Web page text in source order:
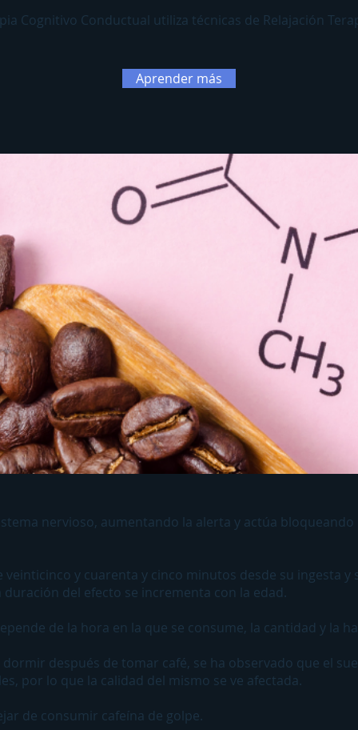
Cognitivo Conductual utiliza técnicas de Relajación
Aprender más
nervioso, aumentando la alerta y actúa
veinticinco y cuarenta y cinco minutos desde su ingesta
del efecto se incrementa con la edad.
de la hora en la que se consume, la cantidad y la
después de tomar café, se ha observado que el
por lo que la calidad del mismo se ve afectada.
de consumir cafeína de golpe.